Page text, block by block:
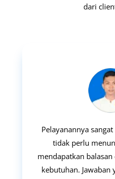
dari
Pelayanannya
tidak perlu
mendapatkan
kebutuhan. Jawaban